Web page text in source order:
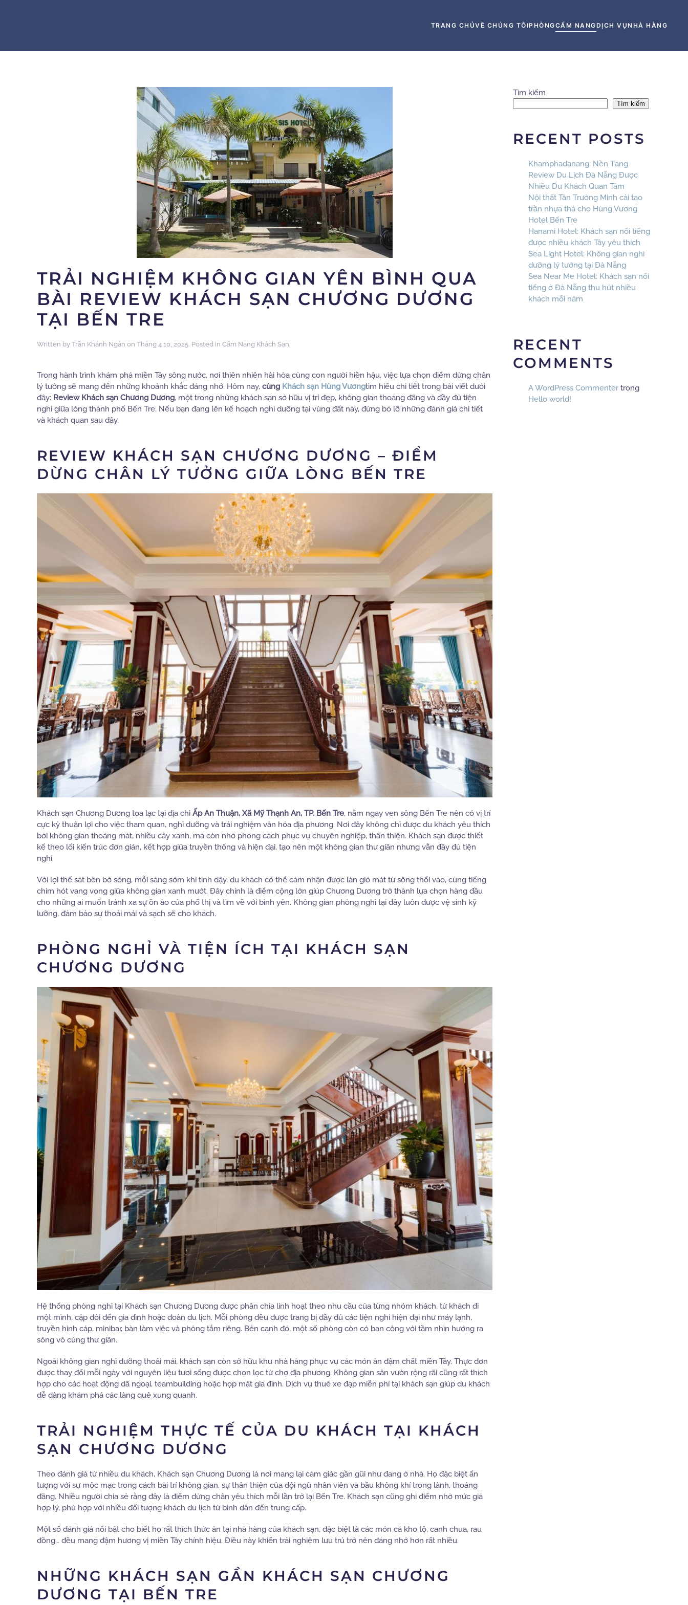
TRANG CHỦVỀ CHÚNG TÔIPHÒNGCẨM NANGDỊCH VỤNHÀ HÀNG
TRẢI NGHIỆM KHÔNG GIAN YÊN BÌNH QUA
BÀI REVIEW KHÁCH SẠN CHƯƠNG DƯƠNG
TẠI BẾN TRE
Written by Trần Khánh Ngân on Tháng 4 10, 2025. Posted in Cẩm Nang Khách Sạn.
Trong hành trình khám phá miền Tây sông nước, nơi thiên nhiên hài hòa cùng con người hiền hậu, việc lựa chọn điểm dừng chân
lý tưởng sẽ mang đến những khoảnh khắc đáng nhớ. Hôm nay, cùng Khách sạn Hùng Vươngtìm hiểu chi tiết trong bài viết dưới
đây: Review Khách sạn Chương Dương, một trong những khách sạn sở hữu vị trí đẹp, không gian thoáng đãng và đầy đủ tiện
nghi giữa lòng thành phố Bến Tre. Nếu bạn đang lên kế hoạch nghỉ dưỡng tại vùng đất này, đừng bỏ lỡ những đánh giá chi tiết
và khách quan sau đây.
REVIEW KHÁCH SẠN CHƯƠNG DƯƠNG – ĐIỂM
DỪNG CHÂN LÝ TƯỞNG GIỮA LÒNG BẾN TRE
Khách sạn Chương Dương tọa lạc tại địa chỉ Ấp An Thuận, Xã Mỹ Thạnh An, TP. Bến Tre, nằm ngay ven sông Bến Tre nên có vị trí
cực kỳ thuận lợi cho việc tham quan, nghỉ dưỡng và trải nghiệm văn hóa địa phương. Nơi đây không chỉ được du khách yêu thích
bởi không gian thoáng mát, nhiều cây xanh, mà còn nhờ phong cách phục vụ chuyên nghiệp, thân thiện. Khách sạn được thiết
kế theo lối kiến trúc đơn giản, kết hợp giữa truyền thống và hiện đại, tạo nên một không gian thư giãn nhưng vẫn đầy đủ tiện
nghi.
Với lợi thế sát bên bờ sông, mỗi sáng sớm khi tỉnh dậy, du khách có thể cảm nhận được làn gió mát từ sông thổi vào, cùng tiếng
chim hót vang vọng giữa không gian xanh mướt. Đây chính là điểm cộng lớn giúp Chương Dương trở thành lựa chọn hàng đầu
cho những ai muốn tránh xa sự ồn ào của phố thị và tìm về với bình yên. Không gian phòng nghỉ tại đây luôn được vệ sinh kỹ
lưỡng, đảm bảo sự thoải mái và sạch sẽ cho khách.
PHÒNG NGHỈ VÀ TIỆN ÍCH TẠI KHÁCH SẠN
CHƯƠNG DƯƠNG
Hệ thống phòng nghỉ tại Khách sạn Chương Dương được phân chia linh hoạt theo nhu cầu của từng nhóm khách, từ khách đi
một mình, cặp đôi đến gia đình hoặc đoàn du lịch. Mỗi phòng đều được trang bị đầy đủ các tiện nghi hiện đại như máy lạnh,
truyền hình cáp, minibar, bàn làm việc và phòng tắm riêng. Bên cạnh đó, một số phòng còn có ban công với tầm nhìn hướng ra
sông vô cùng thư giãn.
Ngoài không gian nghỉ dưỡng thoải mái, khách sạn còn sở hữu khu nhà hàng phục vụ các món ăn đậm chất miền Tây. Thực đơn
được thay đổi mỗi ngày với nguyên liệu tươi sống được chọn lọc từ chợ địa phương. Không gian sân vườn rộng rãi cũng rất thích
hợp cho các hoạt động dã ngoại, teambuilding hoặc họp mặt gia đình. Dịch vụ thuê xe đạp miễn phí tại khách sạn giúp du khách
dễ dàng khám phá các làng quê xung quanh.
TRẢI NGHIỆM THỰC TẾ CỦA DU KHÁCH TẠI KHÁCH
SẠN CHƯƠNG DƯƠNG
Theo đánh giá từ nhiều du khách, Khách sạn Chương Dương là nơi mang lại cảm giác gần gũi như đang ở nhà. Họ đặc biệt ấn
tượng với sự mộc mạc trong cách bài trí không gian, sự thân thiện của đội ngũ nhân viên và bầu không khí trong lành, thoáng
đãng. Nhiều người chia sẻ rằng đây là điểm dừng chân yêu thích mỗi lần trở lại Bến Tre. Khách sạn cũng ghi điểm nhờ mức giá
hợp lý, phù hợp với nhiều đối tượng khách du lịch từ bình dân đến trung cấp.
Một số đánh giá nổi bật cho biết họ rất thích thức ăn tại nhà hàng của khách sạn, đặc biệt là các món cá kho tộ, canh chua, rau
đồng… đều mang đậm hương vị miền Tây chính hiệu. Điều này khiến trải nghiệm lưu trú trở nên đáng nhớ hơn rất nhiều.
NHỮNG KHÁCH SẠN GẦN KHÁCH SẠN CHƯƠNG
DƯƠNG TẠI BẾN TRE
Tìm kiếm
Tìm kiếm
RECENT POSTS
Khamphadanang: Nền Tảng
Review Du Lịch Đà Nẵng Được
Nhiều Du Khách Quan Tâm
Nội thất Tân Trường Minh cải tạo
trần nhựa thả cho Hùng Vương
Hotel Bến Tre
Hanami Hotel: Khách sạn nổi tiếng
được nhiều khách Tây yêu thích
Sea Light Hotel: Không gian nghỉ
dưỡng lý tưởng tại Đà Nẵng
Sea Near Me Hotel: Khách sạn nổi
tiếng ở Đà Nẵng thu hút nhiều
khách mỗi năm
RECENT
COMMENTS
A WordPress Commentertrong
Hello world!